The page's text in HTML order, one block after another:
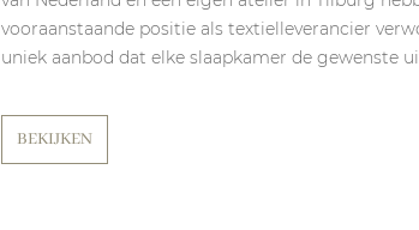
vooraanstaande positie als textielleverancier
uniek aanbod dat elke slaapkamer de gewenste
BEKIJKEN